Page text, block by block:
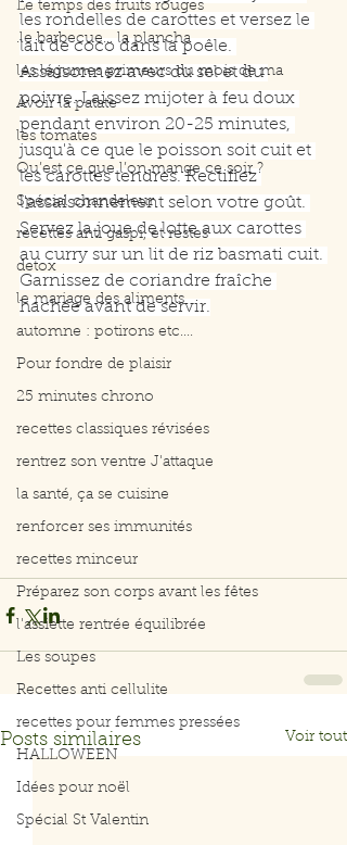
Le temps des fruits rouges
.le barbecue... la plancha
les légumes primeurs du mois de ma
Avoir la patate
les tomates
Qu’est ce que l’on mange ce soir ?
Spécial chandeleur
recettes anti gaspi, et restes
detox
le mariage des aliments
automne : potirons etc....
Pour fondre de plaisir
25 minutes chrono
recettes classiques révisées
rentrez son ventre J'attaque
la santé, ça se cuisine
renforcer ses immunités
recettes minceur
Préparez son corps avant les fêtes
l'assiette rentrée équilibrée
Les soupes
Recettes anti cellulite
recettes pour femmes pressées
HALLOWEEN
Idées pour noël
Spécial St Valentin
les rondelles de carottes et versez le
lait de coco dans la poêle.
Assaisonnez avec du sel et du
poivre. Laissez mijoter à feu doux
pendant environ 20-25 minutes,
jusqu'à ce que le poisson soit cuit et
les carottes tendres. Rectifiez
l'assaisonnement selon votre goût.
Servez la joue de lotte aux carottes
au curry sur un lit de riz basmati cuit.
Garnissez de coriandre fraîche
hachée avant de servir.
Posts similaires Voir tout